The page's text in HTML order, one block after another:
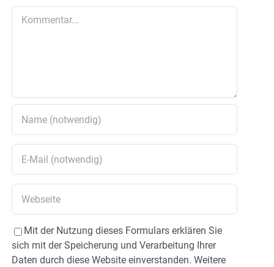
Mit der Nutzung dieses Formulars erklären Sie
sich mit der Speicherung und Verarbeitung Ihrer
Daten durch diese Website einverstanden. Weitere